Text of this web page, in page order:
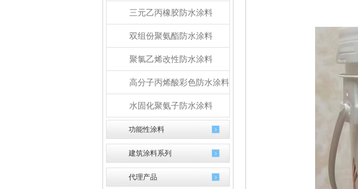
三元乙丙橡胶防水涂料
双组份聚氨酯防水涂料
聚氯乙烯改性防水涂料
高分子丙烯酸彩色防水涂料
水固化聚氨子防水涂料
功能性涂料
建筑涂料系列
代理产品